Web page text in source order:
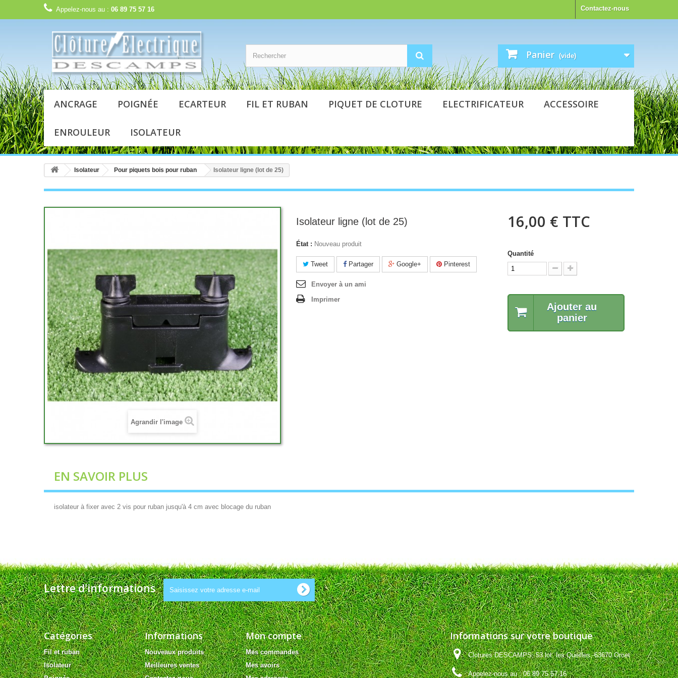
Contactez-nous
Appelez-nous au : 06 89 75 57 16
Panier (vide)
ANCRAGE POIGNÉE ECARTEUR FIL ET RUBAN PIQUET DE CLOTURE ELECTRIFICATEUR ACCESSOIRE
ENROULEUR ISOLATEUR
Isolateur Pour piquets bois pour ruban Isolateur ligne (lot de 25)
Agrandir l'image
Isolateur ligne (lot de 25)
État : Nouveau produit
Tweet Partager Google+ Pinterest
Envoyer à un ami
Imprimer
16,00 € TTC
Quantité
Ajouter au
panier
EN SAVOIR PLUS
isolateur à fixer avec 2 vis pour ruban jusqu'à 4 cm avec blocage du ruban
Lettre d'informations
Catégories
Fil et ruban
Isolateur
Informations
Nouveaux produits
Meilleures ventes
Mon compte
Mes commandes
Mes avoirs
Informations sur votre boutique
Clotures DESCAMPS, 53 lot. les Queilles, 63670 Orcet
Appelez-nous au :06 89 75 57 16